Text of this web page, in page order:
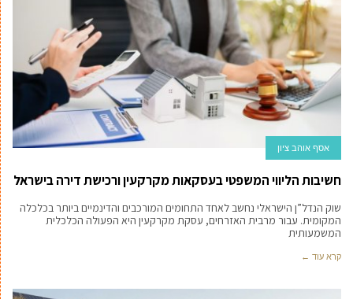
אסף אוהב ציון
חשיבות הליווי המשפטי בעסקאות מקרקעין ורכישת דירה בישראל
שוק הנדל”ן הישראלי נחשב לאחד התחומים המורכבים והדינמיים ביותר בכלכלה
המקומית. עבור מרבית האזרחים, עסקת מקרקעין היא הפעולה הכלכלית
המשמעותית
קרא עוד ←